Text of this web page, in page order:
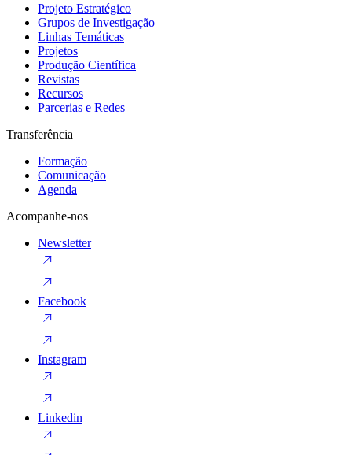
Projeto Estratégico
Grupos de Investigação
Linhas Temáticas
Projetos
Produção Científica
Revistas
Recursos
Parcerias e Redes
Transferência
Formação
Comunicação
Agenda
Acompanhe-nos
Newsletter
Facebook
Instagram
Linkedin